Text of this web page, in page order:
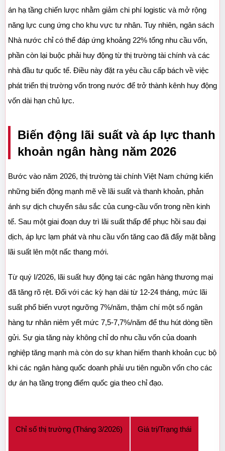
án hạ tầng chiến lược nhằm giảm chi phí logistic và mở rộng
năng lực cung ứng cho khu vực tư nhân. Tuy nhiên, ngân sách
Nhà nước chỉ có thể đáp ứng khoảng 22% tổng nhu cầu vốn,
phần còn lại buộc phải huy động từ thị trường tài chính và các
nhà đầu tư quốc tế. Điều này đặt ra yêu cầu cấp bách về việc
phát triển thị trường vốn trong nước để trở thành kênh huy động
vốn dài hạn chủ lực.
Biến động lãi suất và áp lực thanh
khoản ngân hàng năm 2026
Bước vào năm 2026, thị trường tài chính Việt Nam chứng kiến
những biến động mạnh mẽ về lãi suất và thanh khoản, phản
ánh sự dịch chuyển sâu sắc của cung-cầu vốn trong nền kinh
tế. Sau một giai đoạn duy trì lãi suất thấp để phục hồi sau đại
dịch, áp lực lạm phát và nhu cầu vốn tăng cao đã đẩy mặt bằng
lãi suất lên một nấc thang mới.
Từ quý I/2026, lãi suất huy động tại các ngân hàng thương mại
đã tăng rõ rệt. Đối với các kỳ hạn dài từ 12-24 tháng, mức lãi
suất phổ biến vượt ngưỡng 7%/năm, thậm chí một số ngân
hàng tư nhân niêm yết mức 7,5-7,7%/năm để thu hút dòng tiền
gửi. Sự gia tăng này không chỉ do nhu cầu vốn của doanh
nghiệp tăng mạnh mà còn do sự khan hiếm thanh khoản cục bộ
khi các ngân hàng quốc doanh phải ưu tiên nguồn vốn cho các
dự án hạ tầng trọng điểm quốc gia theo chỉ đạo.
Chỉ số thị trường (Tháng 3/2026) Giá trị/Trạng thái